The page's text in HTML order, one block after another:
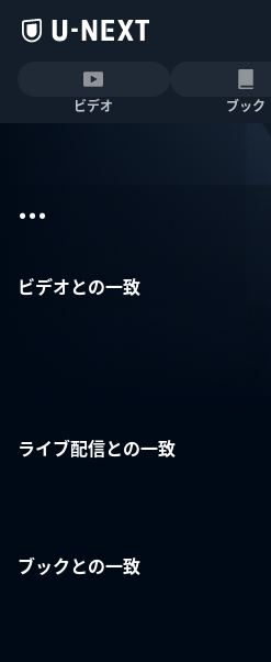
ビデオ ブック
...
ビデオとの一致
ライブ配信との一致
ブックとの一致